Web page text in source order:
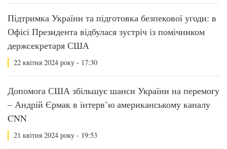
Підтримка України та підготовка безпекової угоди: в
Офісі Президента відбулася зустріч із помічником
держсекретаря США
22 квітня 2024 року - 17:30
Допомога США збільшує шанси України на перемогу
– Андрій Єрмак в інтерв’ю американському каналу
CNN
21 квітня 2024 року - 19:53